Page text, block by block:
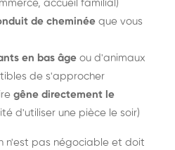
accueil familial)
de cheminée que vous
en bas âge ou d'animaux
de s'approcher
gêne directement le
d'utiliser une pièce le soir)
n'est pas négociable et doit